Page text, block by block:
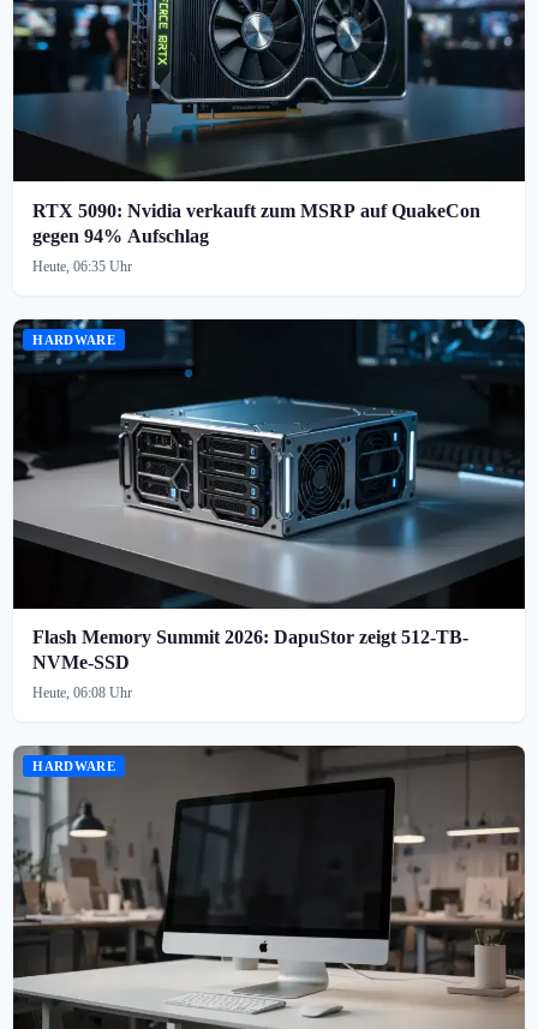
RTX 5090: Nvidia verkauft zum MSRP auf QuakeCon
gegen 94% Aufschlag
Heute, 06:35 Uhr
HARDWARE
Flash Memory Summit 2026: DapuStor zeigt 512-TB-
NVMe-SSD
Heute, 06:08 Uhr
HARDWARE